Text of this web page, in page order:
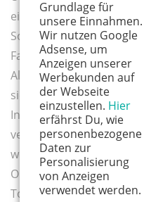
Grundlage für
unsere Einnahmen.
Wir nutzen Google
Adsense, um
Anzeigen unserer
Werbekunden auf
der Webseite
einzustellen. Hier
erfährst Du, wie
personenbezogene
Daten zur
Personalisierung
von Anzeigen
verwendet werden.
ein – prima. Ein Bach am
Sommer angenehm kühlen
Familienausflug sollte
Alle Familienmitglieder
sie stehen, was ihre
Interessen angeht. Es gibt
verschiedenste Fitnesslevel
wenigen Kilometern bis hin
Online gibt es in jeder
Touristeninformation, die